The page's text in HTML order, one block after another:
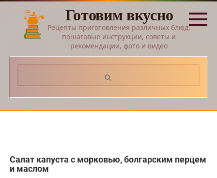
Перейти
контенту
Готовим вкусно
Рецепты приготовления различных блюд:
пошаговые инструкции, советы и
рекомендации, фото и видео
Салат капуста с морковью, болгарским перцем
и маслом